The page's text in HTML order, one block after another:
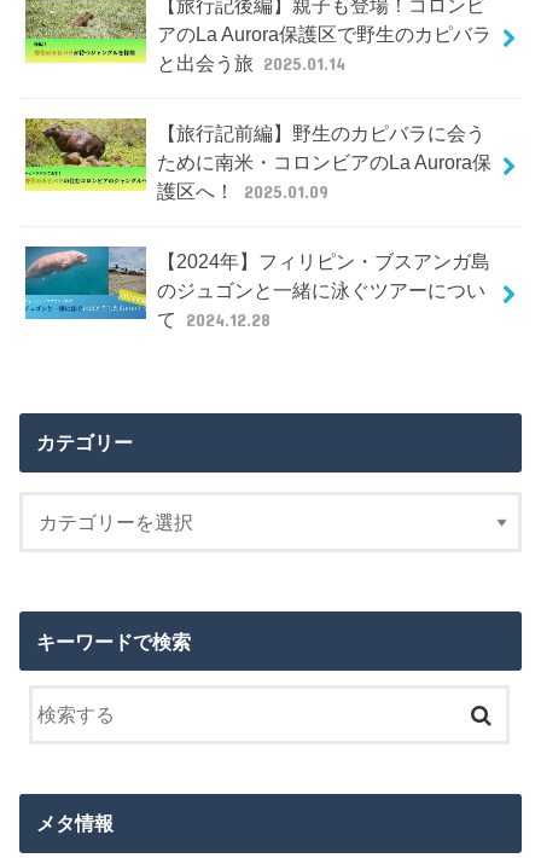
【旅行記後編】親子も登場！コロンビ
アのLa Aurora保護区で野生のカピバラ
と出会う旅 2025.01.14
【旅行記前編】野生のカピバラに会う
ために南米・コロンビアのLa Aurora保
護区へ！
2025.01.09
【2024年】フィリピン・ブスアンガ島
のジュゴンと一緒に泳ぐツアーについ
て
2024.12.28
カテゴリー
キーワードで検索
メタ情報